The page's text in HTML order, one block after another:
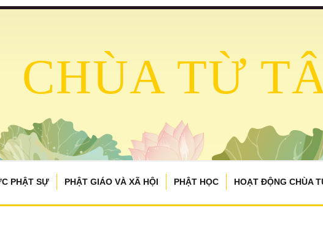
CHÙA TỪ
PHẬT SỰ PHẬT GIÁO VÀ XÃ HỘI PHẬT HỌC HOẠT ĐỘNG CHÙA